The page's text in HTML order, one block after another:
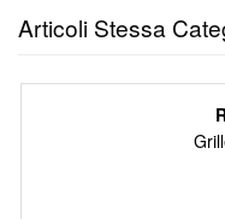
Articoli Stessa